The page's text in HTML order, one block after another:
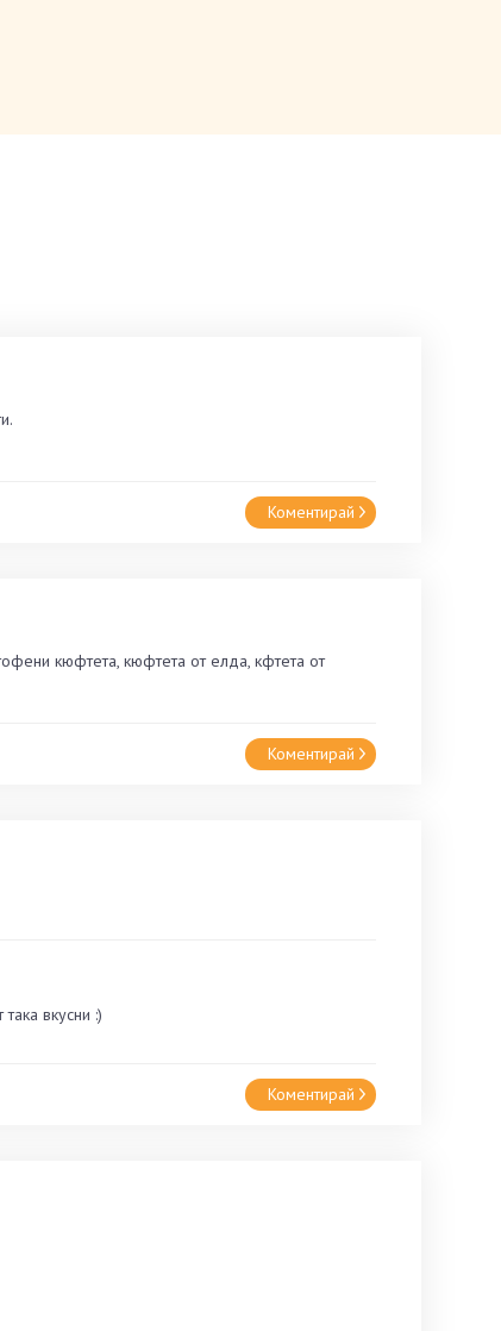
Коментирай
кюфтета, кюфтета от елда, кфтета от
Коментирай
вкусни :)
Коментирай